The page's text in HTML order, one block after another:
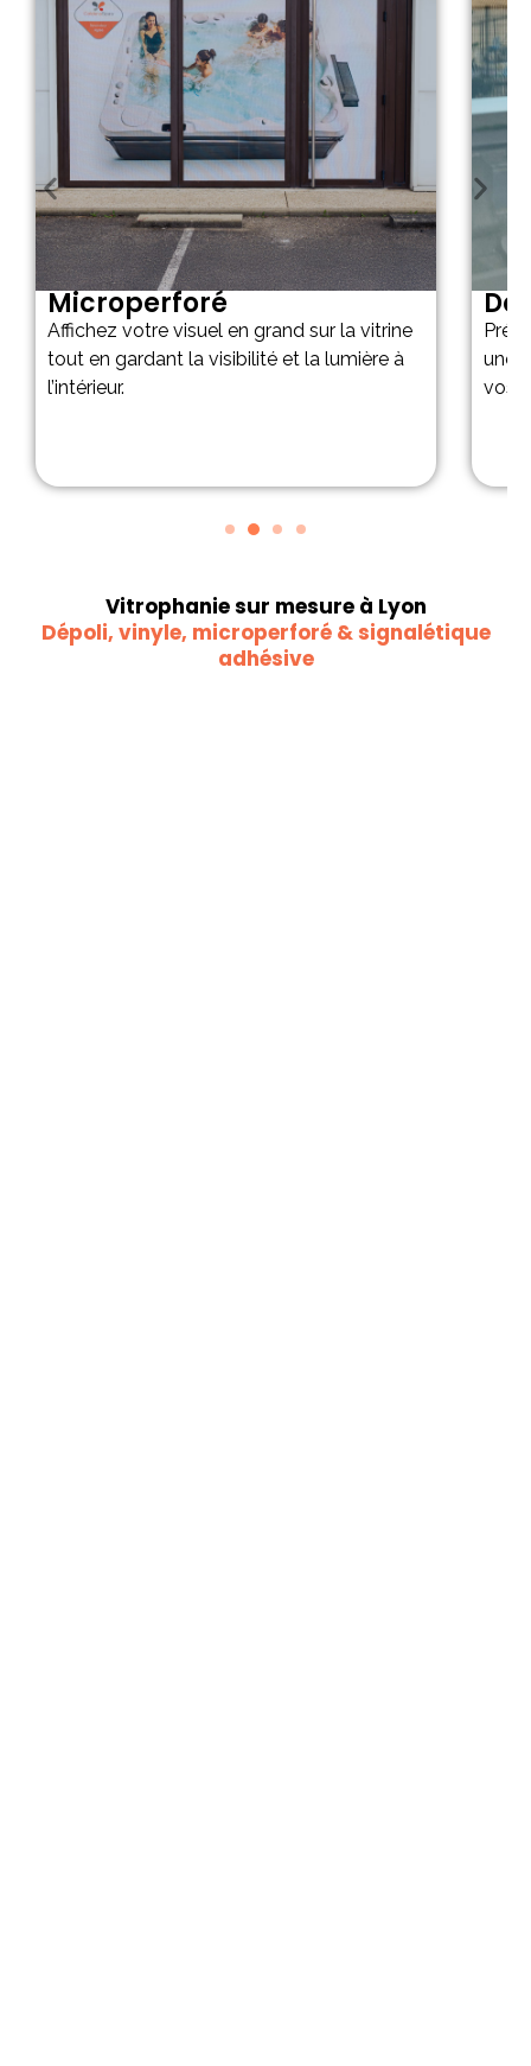
Microperforé
Affichez votre visuel en grand sur la vitrine
tout en gardant la visibilité et la lumière à
l’intérieur.
une
vos
Vitrophanie sur mesure à Lyon
Dépoli, vinyle, microperforé & signalétique
adhésive